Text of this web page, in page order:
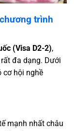
trình
(Visa D2-2),
đa dạng. Dưới
cơ hội nghề
mạnh nhất châu